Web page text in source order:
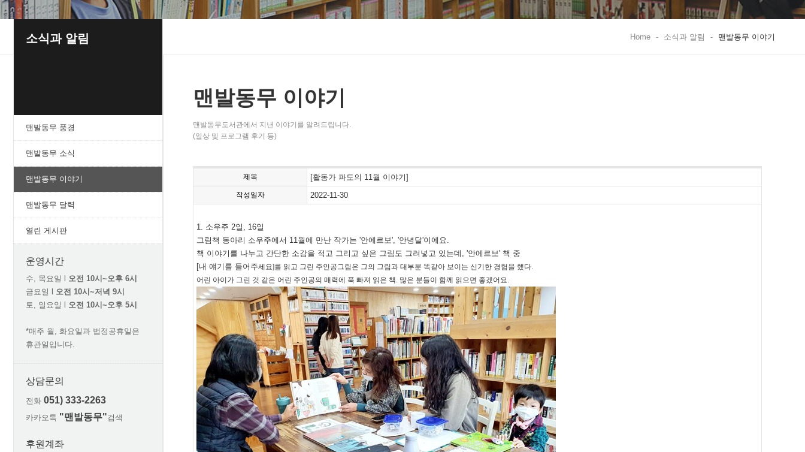
Home - 소식과 알림 - 맨발동무 이야기
소식과 알림
맨발동무 풍경
맨발동무 소식
맨발동무 이야기
맨발동무 달력
열린 게시판
운영시간
수, 목요일 l
오전 10시~오후 6시
금요일 l 오전 10시~저녁 9시
토, 일요일 l 오전 10시~오후 5시
*매주 월, 화요일과 법정공휴일은
휴관일입니다.
상담문의
전화 051) 333-2263
카카오톡 "맨발동무"검색
후원계좌
맨발동무 이야기
맨발동무도서관에서 지낸 이야기를 알려드립니다.
(일상 및 프로그램 후기 등)
제목 [활동가 파도의 11월 이야기]
작성일자 2022-11-30
1. 소우주 2일, 16일
그림책 동아리 소우주에서 11월에 만난 작가는 '안에르보', '안녕달'이에요.
책 이야기를 나누고 간단한 소감을 적고 그리고 싶은 그림도 그려넣고 있는데, '안에르보' 책 중
[내 얘기를 들어주세요]를 읽고 그린 주인공그림은 그의 그림과 대부분 똑같아 보이는 신기한 경험을 했다.
어린 아이가 그린 것 같은 어린 주인공의 매력에 푹 빠져 읽은 책. 많은 분들이 함께 읽으면 좋겠어요.